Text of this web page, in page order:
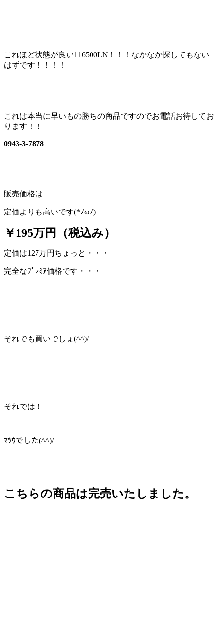
これほど状態が良い116500LN！！！なかなか探してもない
はずです！！！！
これは本当に早いもの勝ちの商品ですのでお電話お待してお
ります！！
0943-3-7878
販売価格は
定価よりも高いです(*ﾉωﾉ)
￥195万円（税込み）
定価は127万円ちょっと・・・
完全なﾌﾟﾚﾐｱ価格です・・・
それでも買いでしょ(^^)/
それでは！
ﾏﾂｳでした(^^)/
こちらの商品は完売いたしました。